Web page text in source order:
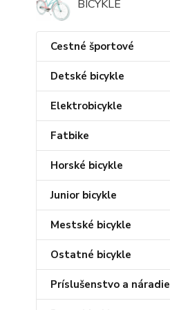
BICYKLE
Cestné športové
Detské bicykle
Elektrobicykle
Fatbike
Horské bicykle
Junior bicykle
Mestské bicykle
Ostatné bicykle
Príslušenstvo a náradie